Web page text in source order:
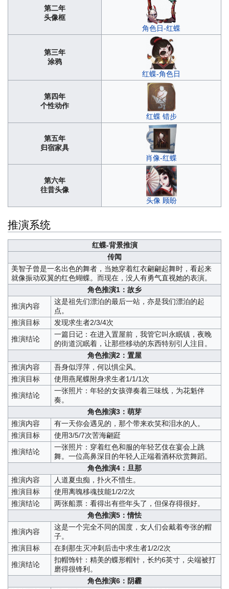
第二年
头像框
角色日-红蝶
第三年
涂鸦
红蝶-角色日
第四年
个性动作
红蝶 错步
第五年
归宿家具
肖像-红蝶
第六年
往昔头像
头像 顾盼
推演系统
红蝶-背景推演
传闻
美智子曾是一名出色的舞者，当她穿着红衣翩翩起舞时，看起来
就像振动双翼的红色蝴蝶。而现在，没人有勇气直视她的表演。
角色推演1：故乡
推演内容
这是祖先们漂泊的最后一站，亦是我们漂泊的起
点。
推演目标
发现求生者2/3/4次
推演结论
一篇日记：在进入置屋前，我管它叫永眠镇，夜晚
的街道沉眠着，让那些移动的东西特别引人注目。
角色推演2：置屋
推演内容
吾身似浮萍，何以惧尘风。
推演目标
使用燕尾蝶附身求生者1/1/1次
推演结论
一张照片：年轻的女孩弹奏着三味线，为花魁伴
奏。
角色推演3：萌芽
推演内容
有一天你会遇见的，那个带来欢笑和泪水的人。
推演目标
使用3/5/7次苦海翩跹
推演结论
一张照片：穿着红色和服的年轻艺伎在宴会上跳
舞。一位高鼻深目的年轻人正端着酒杯欣赏舞蹈。
角色推演4：旦那
推演内容
人道夏虫痴，扑火不惜生。
推演目标
使用离魄移魂技能1/2/2次
推演结论
两张船票：看得出有些年头了，但保存得很好。
角色推演5：情怯
推演内容
这是一个完全不同的国度，女人们会戴着夸张的帽
子。
推演目标
在刹那生灭冲刺后击中求生者1/2/2次
推演结论
扣帽饰针：精美的蝶形帽针，长约6英寸，尖端被打
磨得很锋利。
角色推演6：阴霾